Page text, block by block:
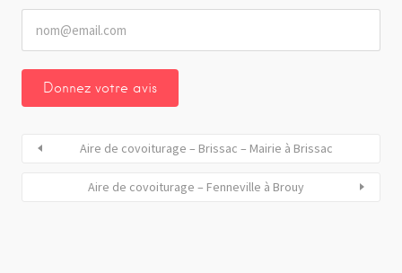
Aire de covoiturage – Brissac – Mairie à Brissac
Aire de covoiturage – Fenneville à Brouy